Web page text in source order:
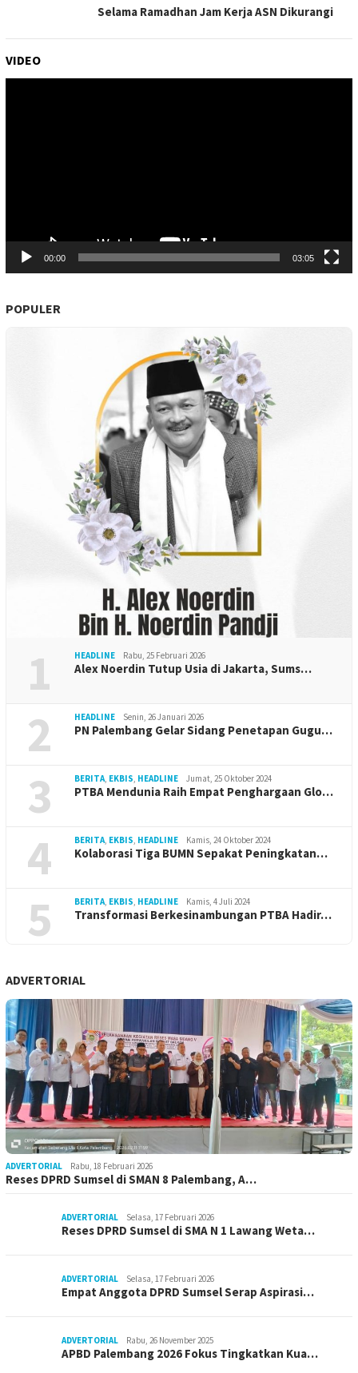
Selama Ramadhan Jam Kerja ASN Dikurangi
VIDEO
00:00 03:05
POPULER
1 HEADLINE Rabu, 25 Februari 2026
Alex Noerdin Tutup Usia di Jakarta, Sums…
2 HEADLINE Senin, 26 Januari 2026
PN Palembang Gelar Sidang Penetapan Gugu…
3 BERITA, EKBIS, HEADLINE Jumat, 25 Oktober 2024
PTBA Mendunia Raih Empat Penghargaan Glo…
4 BERITA, EKBIS, HEADLINE Kamis, 24 Oktober 2024
Kolaborasi Tiga BUMN Sepakat Peningkatan…
5 BERITA, EKBIS, HEADLINE Kamis, 4 Juli 2024
Transformasi Berkesinambungan PTBA Hadir…
ADVERTORIAL
ADVERTORIAL Rabu, 18 Februari 2026
Reses DPRD Sumsel di SMAN 8 Palembang, A…
ADVERTORIAL Selasa, 17 Februari 2026
Reses DPRD Sumsel di SMA N 1 Lawang Weta…
ADVERTORIAL Selasa, 17 Februari 2026
Empat Anggota DPRD Sumsel Serap Aspirasi…
ADVERTORIAL Rabu, 26 November 2025
APBD Palembang 2026 Fokus Tingkatkan Kua…